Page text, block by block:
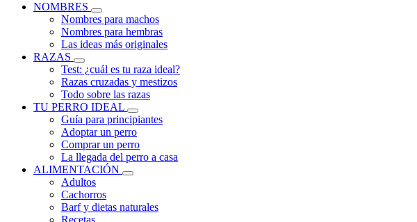
NOMBRES
Nombres para machos
Nombres para hembras
Las ideas más originales
RAZAS
Test: ¿cuál es tu raza ideal?
Razas cruzadas y mestizos
Todo sobre las razas
TU PERRO IDEAL
Guía para principiantes
Adoptar un perro
Comprar un perro
La llegada del perro a casa
ALIMENTACIÓN
Adultos
Cachorros
Barf y dietas naturales
Recetas